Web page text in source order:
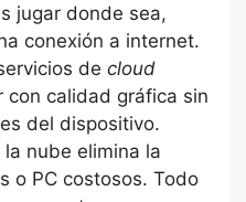
jugar donde sea,
conexión a internet.
de cloud
calidad gráfica sin
del dispositivo.
la nube elimina la
o PC costosos. Todo